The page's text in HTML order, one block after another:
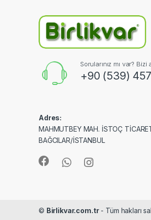
Sorularınız mı var?
+90 (539)
Adres:
MAHMUTBEY MAH. İSTOÇ
BAĞCILAR/İSTANBUL
© Birlikvar.com.tr- Tüm hakları